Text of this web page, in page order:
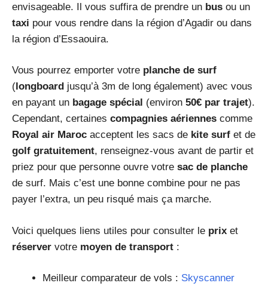
envisageable. Il vous suffira de prendre un bus ou un
taxi pour vous rendre dans la région d’Agadir ou dans
la région d’Essaouira.
Vous pourrez emporter votre planche de surf
(longboard jusqu’à 3m de long également) avec vous
en payant un bagage spécial (environ 50€ par trajet).
Cependant, certaines compagnies aériennes comme
Royal air Maroc acceptent les sacs de kite surf et de
golf gratuitement, renseignez-vous avant de partir et
priez pour que personne ouvre votre sac de planche
de surf. Mais c’est une bonne combine pour ne pas
payer l’extra, un peu risqué mais ça marche.
Voici quelques liens utiles pour consulter le prix et
réserver votre moyen de transport :
Meilleur comparateur de vols : Skyscanner